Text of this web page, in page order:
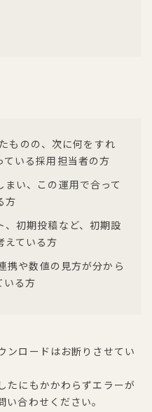
のの、次に何をすれ
いる採用担当者の方
い、この運用で合って
方
初期投稿など、初期設
えている方
や数値の見方が分から
いる方
ンロードはお断りさせてい
たにもかかわらずエラーが
い合わせください。